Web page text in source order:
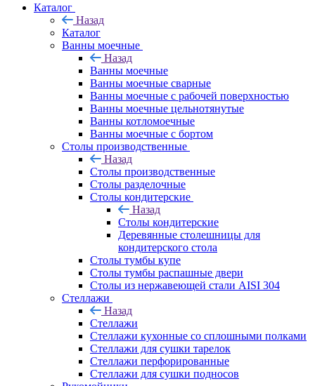
Каталог
Назад
Каталог
Ванны моечные
Назад
Ванны моечные
Ванны моечные сварные
Ванны моечные с рабочей поверхностью
Ванны моечные цельнотянутые
Ванны котломоечные
Ванны моечные с бортом
Столы производственные
Назад
Столы производственные
Столы разделочные
Столы кондитерские
Назад
Столы кондитерские
Деревянные столешницы для
кондитерского стола
Столы тумбы купе
Столы тумбы распашные двери
Столы из нержавеющей стали AISI 304
Стеллажи
Назад
Стеллажи
Стеллажи кухонные со сплошными полками
Стеллажи для сушки тарелок
Стеллажи перфорированные
Стеллажи для сушки подносов